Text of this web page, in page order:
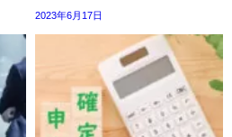
2023年6月17日